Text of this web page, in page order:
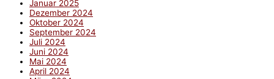
Januar 2025
Dezember 2024
Oktober 2024
September 2024
Juli 2024
Juni 2024
Mai 2024
April 2024